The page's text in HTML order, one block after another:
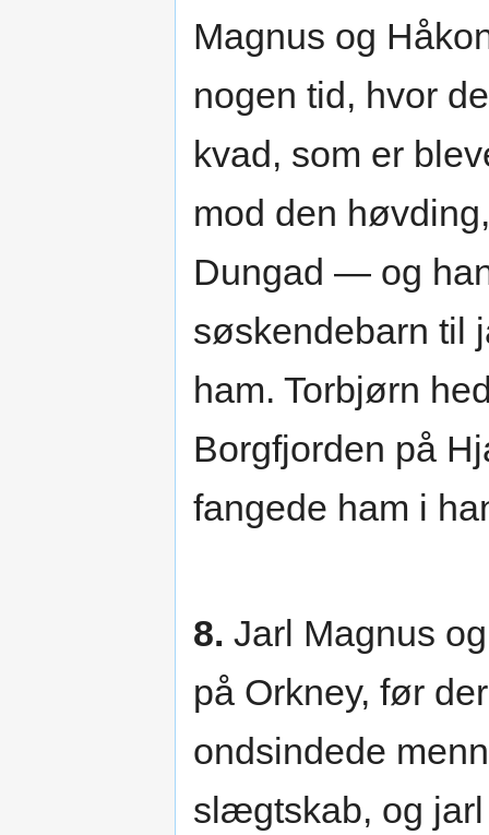
Magnus og
nogen tid, hvor
kvad, som er
mod den
Dungad — og
søskendebarn til
ham. Torbjørn
Borgfjorden på
fangede ham i
8. Jarl Magnus
på Orkney, før
ondsindede
slægtskab, og